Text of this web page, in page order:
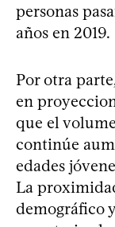
personas
años en 2019.
Por otra
en
que el
continúe
edades
La
demográfico